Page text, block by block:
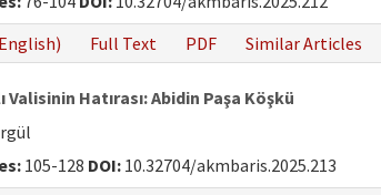
Full Text PDF Similar Articles
Valisinin Hatırası: Abidin Paşa Köşkü
105-128 DOI: 10.32704/akmbaris.2025.213